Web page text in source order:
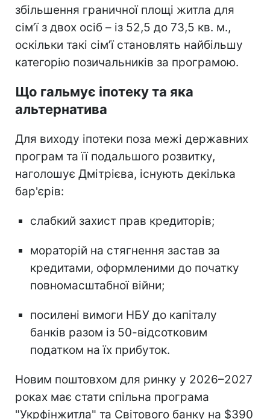
збільшення граничної площі житла для
сім’ї з двох осіб – із 52,5 до 73,5 кв. м.,
оскільки такі сім’ї становлять найбільшу
категорію позичальників за програмою.
Що гальмує іпотеку та яка
альтернатива
Для виходу іпотеки поза межі державних
програм та її подальшого розвитку,
наголошує Дмітрієва, існують декілька
бар'єрів:
слабкий захист прав кредиторів;
мораторій на стягнення застав за
кредитами, оформленими до початку
повномасштабної війни;
посилені вимоги НБУ до капіталу
банків разом із 50-відсотковим
податком на їх прибуток.
Новим поштовхом для ринку у 2026–2027
роках має стати спільна програма
"Укрфінжитла" та Світового банку на $390